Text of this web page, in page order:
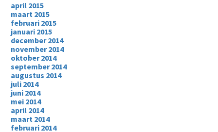
april 2015
maart 2015
februari 2015
januari 2015
december 2014
november 2014
oktober 2014
september 2014
augustus 2014
juli 2014
juni 2014
mei 2014
april 2014
maart 2014
februari 2014